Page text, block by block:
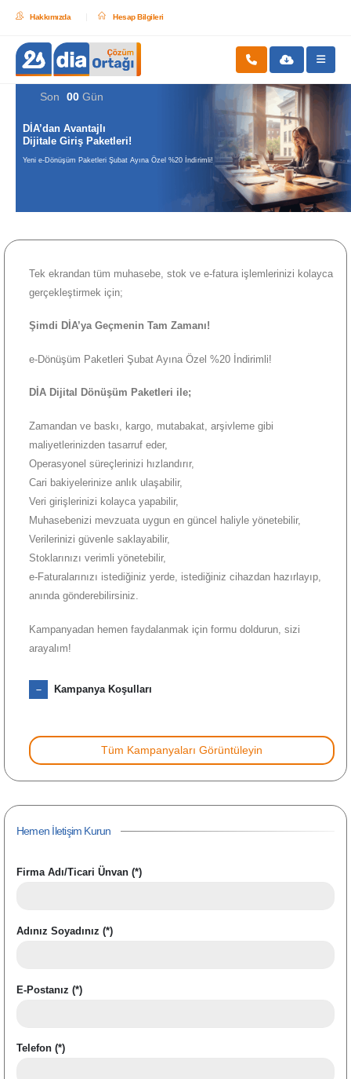
Hakkımızda Hesap Bilgileri
Son 00 Gün
DİA’dan Avantajlı
Dijitale Giriş Paketleri!
Yeni e-Dönüşüm Paketleri Şubat Ayına Özel %20 İndirimli!
Tek ekrandan tüm muhasebe, stok ve e-fatura işlemlerinizi kolayca
gerçekleştirmek için;
Şimdi DİA’ya Geçmenin Tam Zamanı!
e-Dönüşüm Paketleri Şubat Ayına Özel %20 İndirimli!
DİA Dijital Dönüşüm Paketleri ile;
Zamandan ve baskı, kargo, mutabakat, arşivleme gibi
maliyetlerinizden tasarruf eder,
Operasyonel süreçlerinizi hızlandırır,
Cari bakiyelerinize anlık ulaşabilir,
Veri girişlerinizi kolayca yapabilir,
Muhasebenizi mevzuata uygun en güncel haliyle yönetebilir,
Verilerinizi güvenle saklayabilir,
Stoklarınızı verimli yönetebilir,
e-Faturalarınızı istediğiniz yerde, istediğiniz cihazdan hazırlayıp,
anında gönderebilirsiniz.
Kampanyadan hemen faydalanmak için formu doldurun, sizi
arayalım!
Kampanya Koşulları
Tüm Kampanyaları Görüntüleyin
Hemen İletişim Kurun
Firma Adı/Ticari Ünvan (*)
Adınız Soyadınız (*)
E-Postanız (*)
Telefon (*)